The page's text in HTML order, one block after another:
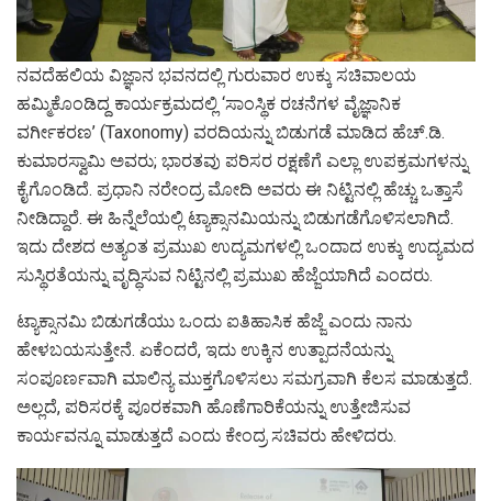
ನವದೆಹಲಿಯ ವಿಜ್ಞಾನ ಭವನದಲ್ಲಿ ಗುರುವಾರ ಉಕ್ಕು ಸಚಿವಾಲಯ
ಹಮ್ಮಿಕೊಂಡಿದ್ದ ಕಾರ್ಯಕ್ರಮದಲ್ಲಿ ‘ಸಾಂಸ್ಥಿಕ ರಚನೆಗಳ ವೈಜ್ಞಾನಿಕ
ವರ್ಗೀಕರಣ’ (Taxonomy) ವರದಿಯನ್ನು ಬಿಡುಗಡೆ ಮಾಡಿದ ಹೆಚ್.ಡಿ.
ಕುಮಾರಸ್ವಾಮಿ ಅವರು; ಭಾರತವು ಪರಿಸರ ರಕ್ಷಣೆಗೆ ಎಲ್ಲಾ ಉಪಕ್ರಮಗಳನ್ನು
ಕೈಗೊಂಡಿದೆ. ಪ್ರಧಾನಿ ನರೇಂದ್ರ ಮೋದಿ ಅವರು ಈ ನಿಟ್ಟಿನಲ್ಲಿ ಹೆಚ್ಚು ಒತ್ತಾಸೆ
ನೀಡಿದ್ದಾರೆ. ಈ ಹಿನ್ನೆಲೆಯಲ್ಲಿ ಟ್ಯಾಕ್ಸಾನಮಿಯನ್ನು ಬಿಡುಗಡೆಗೊಳಿಸಲಾಗಿದೆ.
ಇದು ದೇಶದ ಅತ್ಯಂತ ಪ್ರಮುಖ ಉದ್ಯಮಗಳಲ್ಲಿ ಒಂದಾದ ಉಕ್ಕು ಉದ್ಯಮದ
ಸುಸ್ಥಿರತೆಯನ್ನು ವೃದ್ಧಿಸುವ ನಿಟ್ಟಿನಲ್ಲಿ ಪ್ರಮುಖ ಹೆಜ್ಜೆಯಾಗಿದೆ ಎಂದರು.
ಟ್ಯಾಕ್ಸಾನಮಿ ಬಿಡುಗಡೆಯು ಒಂದು ಐತಿಹಾಸಿಕ ಹೆಜ್ಜೆ ಎಂದು ನಾನು
ಹೇಳಬಯಸುತ್ತೇನೆ. ಏಕೆಂದರೆ, ಇದು ಉಕ್ಕಿನ ಉತ್ಪಾದನೆಯನ್ನು
ಸಂಪೂರ್ಣವಾಗಿ ಮಾಲಿನ್ಯ ಮುಕ್ತಗೊಳಿಸಲು ಸಮಗ್ರವಾಗಿ ಕೆಲಸ ಮಾಡುತ್ತದೆ.
ಅಲ್ಲದೆ, ಪರಿಸರಕ್ಕೆ ಪೂರಕವಾಗಿ ಹೊಣೆಗಾರಿಕೆಯನ್ನು ಉತ್ತೇಜಿಸುವ
ಕಾರ್ಯವನ್ನೂ ಮಾಡುತ್ತದೆ ಎಂದು ಕೇಂದ್ರ ಸಚಿವರು ಹೇಳಿದರು.